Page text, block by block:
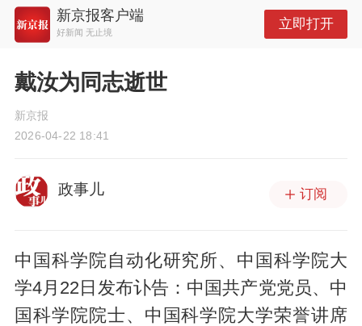
新京报客户端
好新闻 无止境
立即打开
戴汝为同志逝世
新京报
2026-04-22 18:41
政事儿 订阅
中国科学院自动化研究所、中国科学院大
学4月22日发布讣告：中国共产党党员、中
国科学院院士、中国科学院大学荣誉讲席